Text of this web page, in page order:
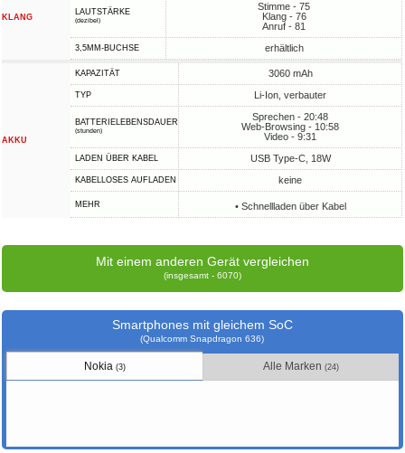
KLANG
LAUTSTÄRKE
(dezibel)
Stimme - 75
Klang - 76
Anruf - 81
3,5MM-BUCHSE erhältlich
AKKU
KAPAZITÄT 3060 mAh
TYP Li-Ion, verbauter
BATTERIELEBENSDAUER
(stunden)
Sprechen - 20:48
Web-Browsing - 10:58
Video - 9:31
LADEN ÜBER KABEL USB Type-C, 18W
KABELLOSES AUFLADEN keine
MEHR • Schnellladen über Kabel
Mit einem anderen Gerät vergleichen
(insgesamt - 6070)
Smartphones mit gleichem SoC
(Qualcomm Snapdragon 636)
Nokia (3) Alle Marken (24)